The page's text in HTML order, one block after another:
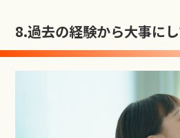
8.過去の経験から大事に